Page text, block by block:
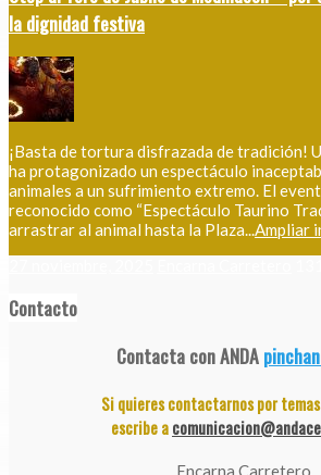
la dignidad festiva
¡Basta de tortura disfrazada de tradición!
ha protagonizado un espectáculo
animales a un sufrimiento extremo. El
reconocido como “Espectáculo Taurino
arrastrar al animal hasta la Plaza...Ampliar
Contacto
Contacta con ANDA
Si quieres contactarnos por
escribe a
Encarna Carretero